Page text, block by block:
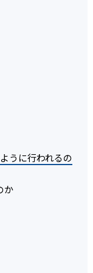
うに行われるの
か